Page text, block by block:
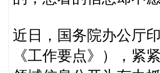
近日，国务院办公厅
《工作要点》），紧